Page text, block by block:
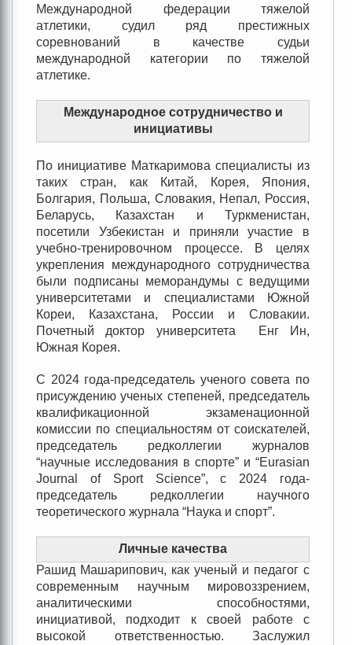
Международной федерации тяжелой
атлетики, судил ряд престижных
соревнований в качестве судьи
международной категории по тяжелой
атлетике.
Международное сотрудничество и
инициативы
По инициативе Маткаримова специалисты из
таких стран, как Китай, Корея, Япония,
Болгария, Польша, Словакия, Непал, Россия,
Беларусь, Казахстан и Туркменистан,
посетили Узбекистан и приняли участие в
учебно-тренировочном процессе. В целях
укрепления международного сотрудничества
были подписаны меморандумы с ведущими
университетами и специалистами Южной
Кореи, Казахстана, России и Словакии.
Почетный доктор университета Енг Ин,
Южная Корея.
С 2024 года-председатель ученого совета по
присуждению ученых степеней, председатель
квалификационной экзаменационной
комиссии по специальностям от соискателей,
председатель редколлегии журналов
“научные исследования в спорте” и “Eurasian
Journal of Sport Science”, с 2024 года-
председатель редколлегии научного
теоретического журнала “Наука и спорт”.
Личные качества
Рашид Машарипович, как ученый и педагог с
современным научным мировоззрением,
аналитическими способностями,
инициативой, подходит к своей работе с
высокой ответственностью. Заслужил